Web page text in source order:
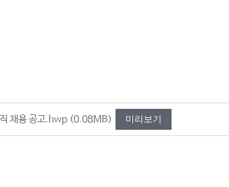
채용 공고.hwp (0.08MB) 미리보기